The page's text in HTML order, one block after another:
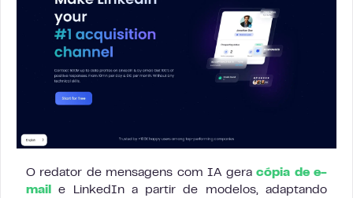
O redator de mensagens com IA geracópia de e-
mail
e LinkedIn a partir de modelos, adaptando